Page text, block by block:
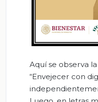
Aquí se observa
“Envejecer con